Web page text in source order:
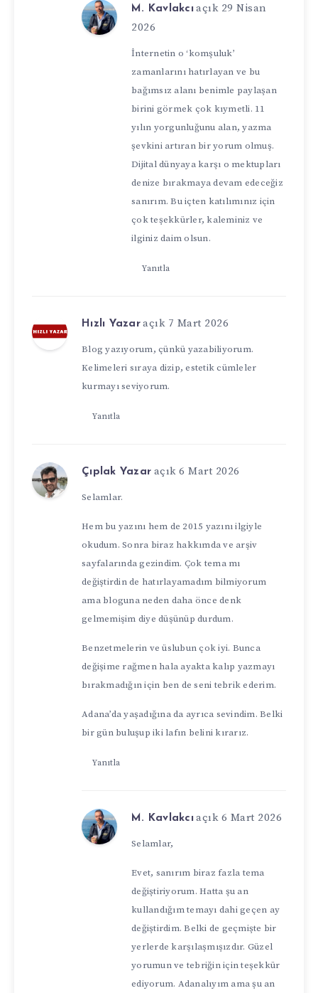
M. Kavlakcı açık 29 Nisan
2026
İnternetin o ‘komşuluk’
zamanlarını hatırlayan ve bu
bağımsız alanı benimle paylaşan
birini görmek çok kıymetli. 11
yılın yorgunluğunu alan, yazma
şevkini artıran bir yorum olmuş.
Dijital dünyaya karşı o mektupları
denize bırakmaya devam edeceğiz
sanırım. Bu içten katılımınız için
çok teşekkürler, kaleminiz ve
ilginiz daim olsun.
Yanıtla
Hızlı Yazar açık 7 Mart 2026
Blog yazıyorum, çünkü yazabiliyorum.
Kelimeleri sıraya dizip, estetik cümleler
kurmayı seviyorum.
Yanıtla
Çıplak Yazar açık 6 Mart 2026
Selamlar. ️
Hem bu yazını hem de 2015 yazını ilgiyle
okudum. Sonra biraz hakkımda ve arşiv
sayfalarında gezindim. Çok tema mı
değiştirdin de hatırlayamadım bilmiyorum
ama bloguna neden daha önce denk
gelmemişim diye düşünüp durdum.
Benzetmelerin ve üslubun çok iyi. Bunca
değişime rağmen hala ayakta kalıp yazmayı
bırakmadığın için ben de seni tebrik ederim.
Adana’da yaşadığına da ayrıca sevindim. Belki
bir gün buluşup iki lafın belini kırarız.
Yanıtla
M. Kavlakcı açık 6 Mart 2026
Selamlar,
Evet, sanırım biraz fazla tema
değiştiriyorum. Hatta şu an
kullandığım temayı dahi geçen ay
değiştirdim. Belki de geçmişte bir
yerlerde karşılaşmışızdır. Güzel
yorumun ve tebriğin için teşekkür
ediyorum. Adanalıyım ama şu an